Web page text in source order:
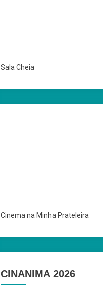
Sala Cheia
Cinema na Minha Prateleira
CINANIMA 2026